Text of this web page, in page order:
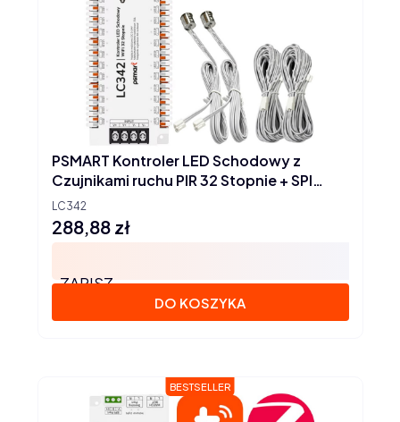
LC342
PSMART Kontroler LED Schodowy z
Czujnikami ruchu PIR 32 Stopnie + SPI
Seria PX WiFi TUYA
Cena
288,88 zł
ZAPISZ
DO KOSZYKA
BESTSELLER